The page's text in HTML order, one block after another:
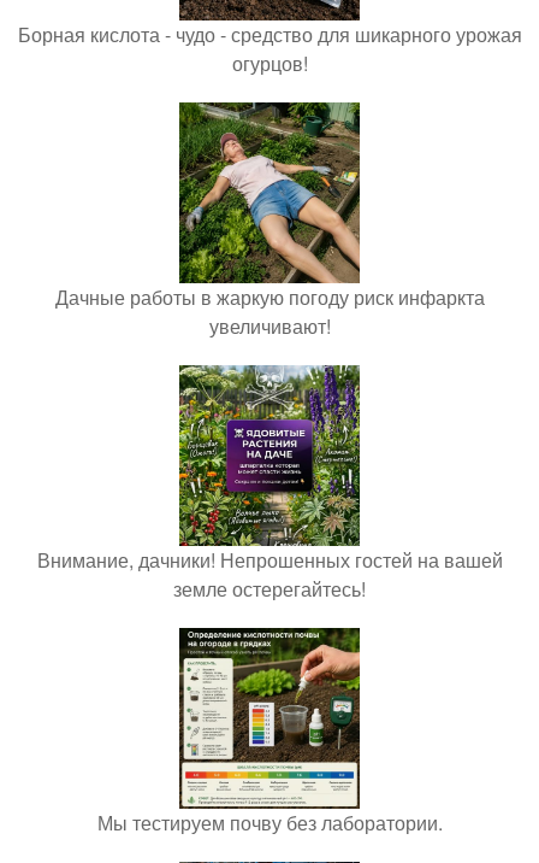
Борная кислота - чудо - средство для шикарного урожая
огурцов!
Дачные работы в жаркую погоду риск инфаркта
увеличивают!
Внимание, дачники! Непрошенных гостей на вашей
земле остерегайтесь!
Мы тестируем почву без лаборатории.